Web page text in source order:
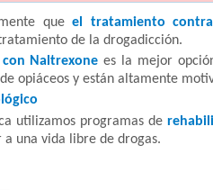
queel tratamiento
de la drogadicción.
Naltrexone es la mejor
opiáceos y están altamente
utilizamos programas de
a una vida libre de drogas.